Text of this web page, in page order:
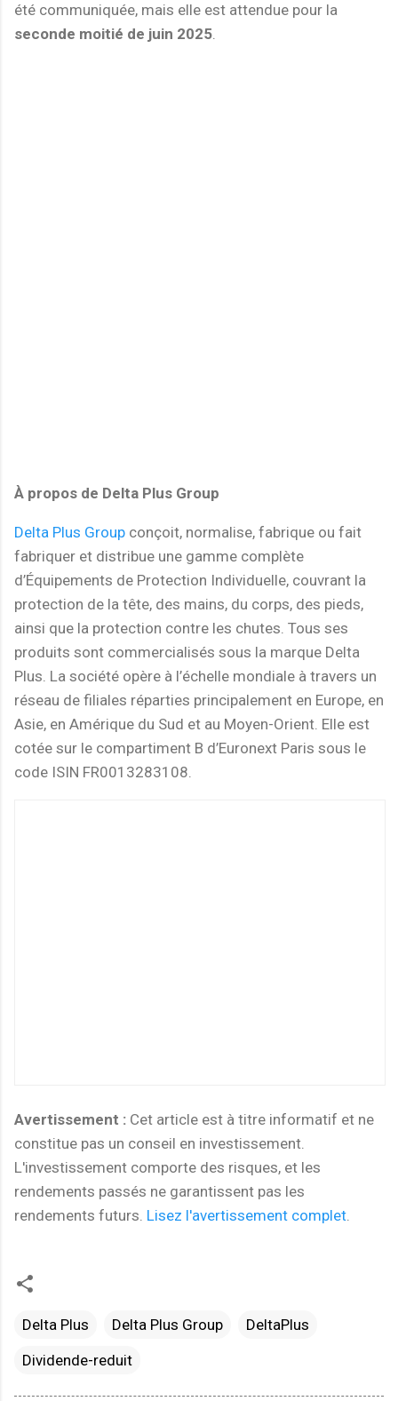
été communiquée, mais elle est attendue pour la
seconde moitié de juin 2025.
À propos de Delta Plus Group
Delta Plus Group conçoit, normalise, fabrique ou fait
fabriquer et distribue une gamme complète
d’Équipements de Protection Individuelle, couvrant la
protection de la tête, des mains, du corps, des pieds,
ainsi que la protection contre les chutes. Tous ses
produits sont commercialisés sous la marque Delta
Plus. La société opère à l’échelle mondiale à travers un
réseau de filiales réparties principalement en Europe, en
Asie, en Amérique du Sud et au Moyen-Orient. Elle est
cotée sur le compartiment B d’Euronext Paris sous le
code ISIN FR0013283108.
Avertissement : Cet article est à titre informatif et ne
constitue pas un conseil en investissement.
L'investissement comporte des risques, et les
rendements passés ne garantissent pas les
rendements futurs. Lisez l'avertissement complet.
Delta Plus Delta Plus Group
DeltaPlus
Dividende-reduit